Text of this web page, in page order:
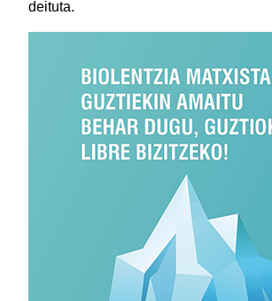
deituta.